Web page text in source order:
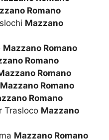
Romano
Mazzano
Mazzano Romano
Romano
Romano
Mazzano Romano
Romano
Trasloco Mazzano
Mazzano Romano